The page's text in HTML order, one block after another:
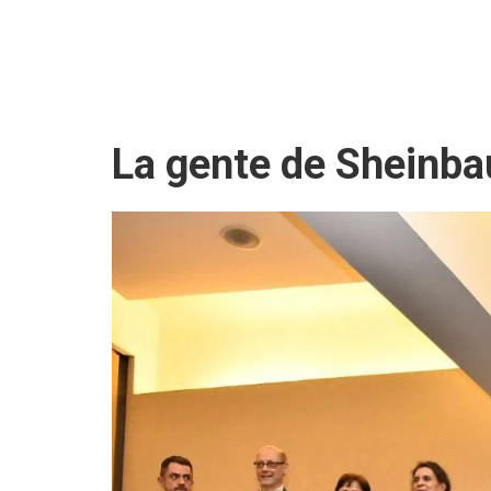
La gente de